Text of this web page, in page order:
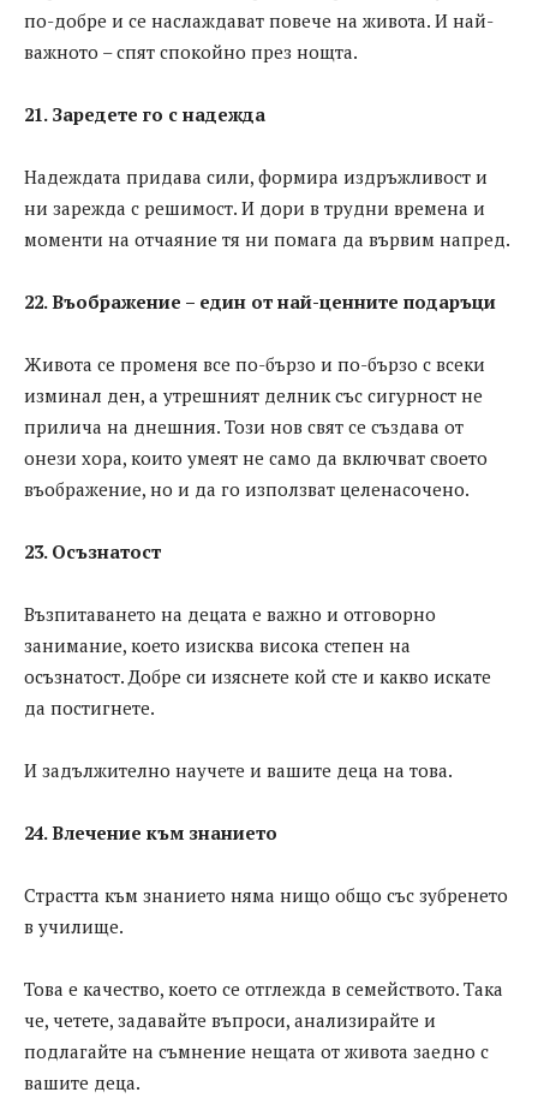
по-добре и се наслаждават повече на живота. И най-
важното – спят спокойно през нощта.
21. Заредете го с надежда
Надеждата придава сили, формира издръжливост и
ни зарежда с решимост. И дори в трудни времена и
моменти на отчаяние тя ни помага да вървим напред.
22. Въображение – един от най-ценните подаръци
Живота се променя все по-бързо и по-бързо с всеки
изминал ден, а утрешният делник със сигурност не
прилича на днешния. Този нов свят се създава от
онези хора, които умеят не само да включват своето
въображение, но и да го използват целенасочено.
23. Осъзнатост
Възпитаването на децата е важно и отговорно
занимание, което изисква висока степен на
осъзнатост. Добре си изяснете кой сте и какво искате
да постигнете.
И задължително научете и вашите деца на това.
24. Влечение към знанието
Страстта към знанието няма нищо общо със зубренето
в училище.
Това е качество, което се отглежда в семейството. Така
че, четете, задавайте въпроси, анализирайте и
подлагайте на съмнение нещата от живота заедно с
вашите деца.